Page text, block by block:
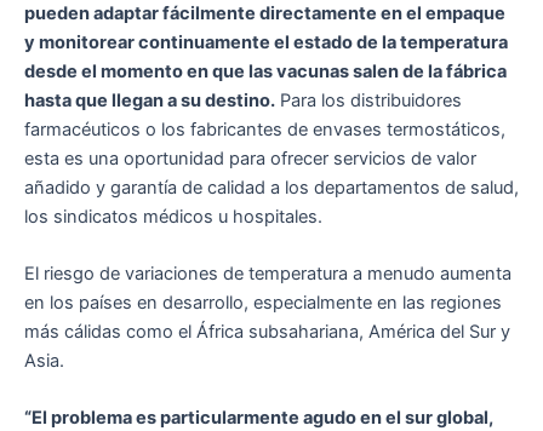
pueden adaptar fácilmente directamente en el empaque
y monitorear continuamente el estado de la temperatura
desde el momento en que las vacunas salen de la fábrica
hasta que llegan a su destino. Para los distribuidores
farmacéuticos o los fabricantes de envases termostáticos,
esta es una oportunidad para ofrecer servicios de valor
añadido y garantía de calidad a los departamentos de salud,
los sindicatos médicos u hospitales.
El riesgo de variaciones de temperatura a menudo aumenta
en los países en desarrollo, especialmente en las regiones
más cálidas como el África subsahariana, América del Sur y
Asia.
“El problema es particularmente agudo en el sur global,